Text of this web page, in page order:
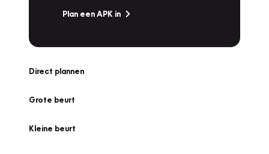
Plan een APK in
Direct plannen
Grote beurt
Kleine beurt